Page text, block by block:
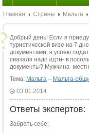
Главная Страны Мальта
Добрый день! Если я
туристической визе на 7
документами, я успею
сначала надо идти- в
документы? Мужчина-
Тема: Мальта – Мальта-
03.01.2014
Ответы экспертов:
Забрать себе: